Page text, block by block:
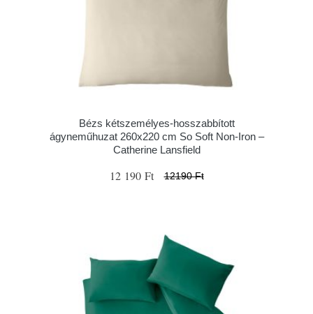
Bézs kétszemélyes-hosszabbított
ágyneműhuzat 260x220 cm So Soft Non-Iron –
Catherine Lansfield
12 190 Ft 12190 Ft